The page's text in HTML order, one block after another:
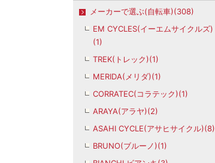
メーカーで選ぶ(自転車)(308)
EM CYCLES(イーエムサイクルズ)
(1)
TREK(トレック)(1)
MERIDA(メリダ)(1)
CORRATEC(コラテック)(1)
ARAYA(アラヤ)(2)
ASAHI CYCLE(アサヒサイクル)(8)
BRUNO(ブルーノ)(1)